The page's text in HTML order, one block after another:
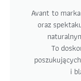
Avant to
oraz
To
i